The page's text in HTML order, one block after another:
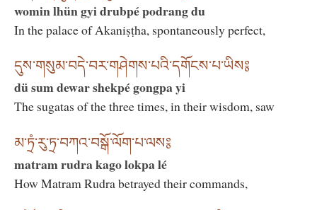
womin lhün gyi drubpé podrang du
In the palace of Akaniṣṭha, spontaneously perfect,
དུས་གསུམ་བདེ་བར་གཤེགས་པའི་དགོངས་པ་ཡིས༔
dü sum dewar shekpé gongpa yi
The sugatas of the three times, in their wisdom, saw
མ་ཏྲཾ་རུ་ཏྲ་བཀའ་བསྒོ་ལོག་པ་ལས༔
matram rudra kago lokpa lé
How Matram Rudra betrayed their commands,